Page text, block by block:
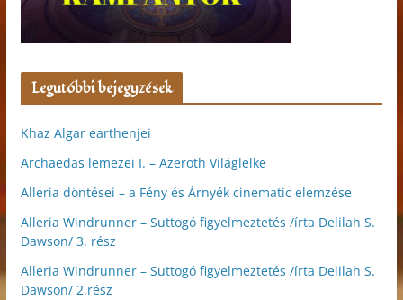
Legutóbbi bejegyzések
Khaz Algar earthenjei
Archaedas lemezei I. – Azeroth Világlelke
Alleria döntései – a Fény és Árnyék cinematic elemzése
Alleria Windrunner – Suttogó figyelmeztetés /írta Delilah S.
Dawson/ 3. rész
Alleria Windrunner – Suttogó figyelmeztetés /írta Delilah S.
Dawson/ 2.rész